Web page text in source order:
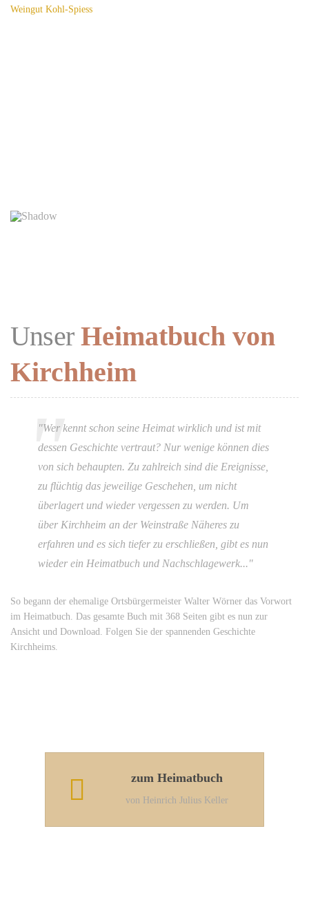
Weingut Kohl-Spiess
UnserHeimatbuch von
Kirchheim
"Wer kennt schon seine Heimat wirklich und ist mit
dessen Geschichte vertraut? Nur wenige können dies
von sich behaupten. Zu zahlreich sind die Ereignisse,
zu flüchtig das jeweilige Geschehen, um nicht
überlagert und wieder vergessen zu werden. Um
über Kirchheim an der Weinstraße Näheres zu
erfahren und es sich tiefer zu erschließen, gibt es nun
wieder ein Heimatbuch und Nachschlagewerk..."
So begann der ehemalige Ortsbürgermeister Walter Wörner das Vorwort
im Heimatbuch. Das gesamte Buch mit 368 Seiten gibt es nun zur
Ansicht und Download. Folgen Sie der spannenden Geschichte
Kirchheims.
zum Heimatbuch
von Heinrich Julius Keller